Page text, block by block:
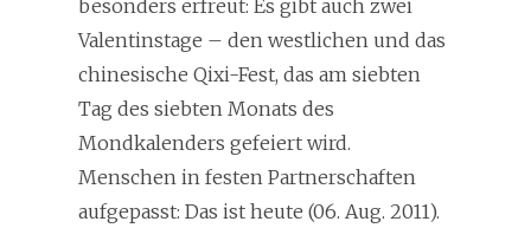
besonders erfreut: Es gibt auch zwei
Valentinstage – den westlichen und das
chinesische Qixi-Fest, das am siebten
Tag des siebten Monats des
Mondkalenders gefeiert wird.
Menschen in festen Partnerschaften
aufgepasst: Das ist heute (06. Aug. 2011).